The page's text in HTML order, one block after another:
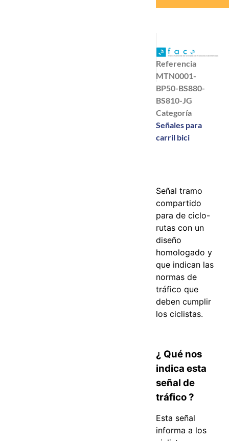
Referencia
MTN0001-
BP50-BS880-
BS810-JG
Categoría
Señales para
carril bici
Señal tramo
compartido
para de ciclo-
rutas con un
diseño
homologado y
que indican las
normas de
tráfico que
deben cumplir
los ciclistas.
¿ Qué nos
indica esta
señal de
tráfico ?
Esta señal
informa a los